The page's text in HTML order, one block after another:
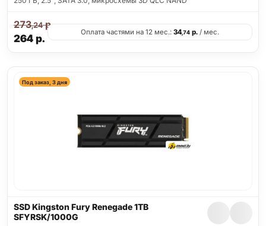
264р.
273,24р.
Оплата частями на 12 мес.: 34,74р./ мес.
Под заказ, 3 дня
SSD Kingston Fury Renegade 1TB
SFYRSK/1000G